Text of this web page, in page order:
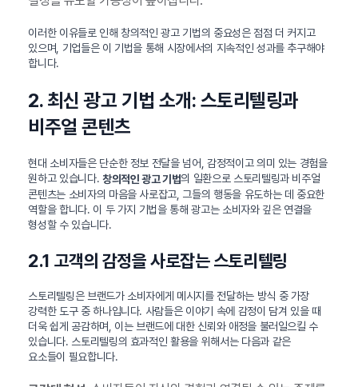
이러한 이유들로 인해 창의적인 광고 기법의 중요성은 점점 더 커지고
있으며, 기업들은 이 기법을 통해 시장에서의 지속적인 성과를 추구해야
합니다.
2. 최신 광고 기법 소개: 스토리텔링과
비주얼 콘텐츠
현대 소비자들은 단순한 정보 전달을 넘어, 감정적이고 의미 있는 경험을
원하고 있습니다. 창의적인 광고 기법의 일환으로 스토리텔링과 비주얼
콘텐츠는 소비자의 마음을 사로잡고, 그들의 행동을 유도하는 데 중요한
역할을 합니다. 이 두 가지 기법을 통해 광고는 소비자와 깊은 연결을
형성할 수 있습니다.
2.1 고객의 감정을 사로잡는 스토리텔링
스토리텔링은 브랜드가 소비자에게 메시지를 전달하는 방식 중 가장
강력한 도구 중 하나입니다. 사람들은 이야기 속에 감정이 담겨 있을 때
더욱 쉽게 공감하며, 이는 브랜드에 대한 신뢰와 애정을 불러일으킬 수
있습니다. 스토리텔링의 효과적인 활용을 위해서는 다음과 같은
요소들이 필요합니다.